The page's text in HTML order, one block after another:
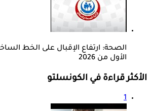
الأول من 2026
الأكثر قراءة في الكونسلتو
1